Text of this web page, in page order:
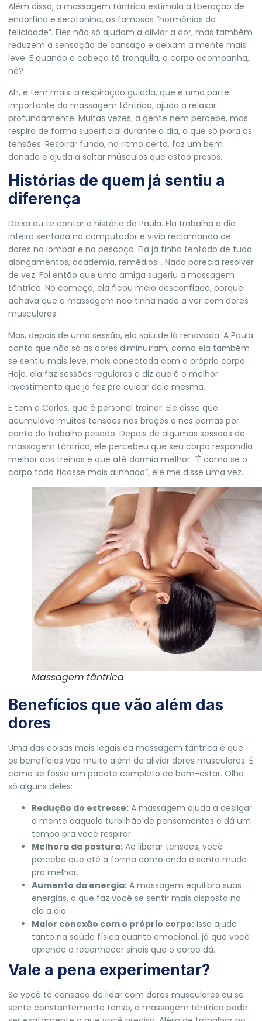
Além disso, a massagem tântrica estimula a liberação de
endorfina e serotonina, os famosos “hormônios da
felicidade”. Eles não só ajudam a aliviar a dor, mas também
reduzem a sensação de cansaço e deixam a mente mais
leve. E quando a cabeça tá tranquila, o corpo acompanha,
né?
Ah, e tem mais: a respiração guiada, que é uma parte
importante da massagem tântrica, ajuda a relaxar
profundamente. Muitas vezes, a gente nem percebe, mas
respira de forma superficial durante o dia, o que só piora as
tensões. Respirar fundo, no ritmo certo, faz um bem
danado e ajuda a soltar músculos que estão presos.
Histórias de quem já sentiu a
diferença
Deixa eu te contar a história da Paula. Ela trabalha o dia
inteiro sentada no computador e vivia reclamando de
dores na lombar e no pescoço. Ela já tinha tentado de tudo:
alongamentos, academia, remédios… Nada parecia resolver
de vez. Foi então que uma amiga sugeriu a massagem
tântrica. No começo, ela ficou meio desconfiada, porque
achava que a massagem não tinha nada a ver com dores
musculares.
Mas, depois de uma sessão, ela saiu de lá renovada. A Paula
conta que não só as dores diminuíram, como ela também
se sentiu mais leve, mais conectada com o próprio corpo.
Hoje, ela faz sessões regulares e diz que é o melhor
investimento que já fez pra cuidar dela mesma.
E tem o Carlos, que é personal trainer. Ele disse que
acumulava muitas tensões nos braços e nas pernas por
conta do trabalho pesado. Depois de algumas sessões de
massagem tântrica, ele percebeu que seu corpo respondia
melhor aos treinos e que até dormia melhor. “É como se o
corpo todo ficasse mais alinhado”, ele me disse uma vez.
Massagem tântrica
Benefícios que vão além das
dores
Uma das coisas mais legais da massagem tântrica é que
os benefícios vão muito além de aliviar dores musculares. É
como se fosse um pacote completo de bem-estar. Olha
só alguns deles:
Redução do estresse: A massagem ajuda a desligar
a mente daquele turbilhão de pensamentos e dá um
tempo pra você respirar.
Melhora da postura: Ao liberar tensões, você
percebe que até a forma como anda e senta muda
pra melhor.
Aumento da energia: A massagem equilibra suas
energias, o que faz você se sentir mais disposto no
dia a dia.
Maior conexão com o próprio corpo: Isso ajuda
tanto na saúde física quanto emocional, já que você
aprende a reconhecer sinais que o corpo dá.
Vale a pena experimentar?
Se você tá cansado de lidar com dores musculares ou se
sente constantemente tenso, a massagem tântrica pode